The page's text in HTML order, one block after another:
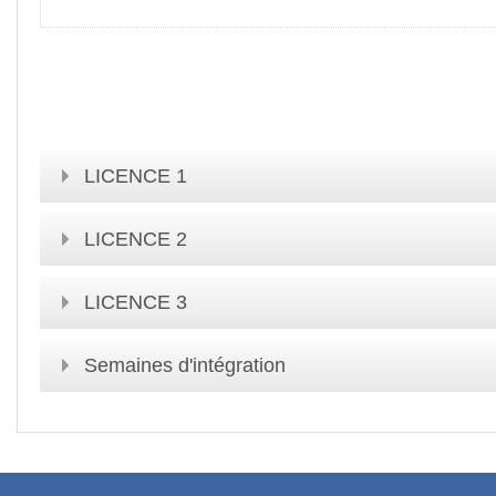
LICENCE 1
LICENCE 2
LICENCE 3
Semaines d'intégration